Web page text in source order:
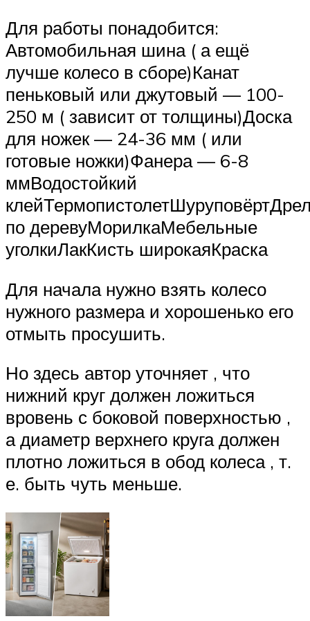
Для работы понадобится:
Автомобильная шина ( а ещё
лучше колесо в сборе)Канат
пеньковый или джутовый — 100-
250 м ( зависит от толщины)Доска
для ножек — 24-36 мм ( или
готовые ножки)Фанера — 6-8
ммВодостойкий
по деревуМорилкаМебельные
уголкиЛакКисть широкаяКраска
Для начала нужно взять колесо
нужного размера и хорошенько его
отмыть просушить.
Но здесь автор уточняет , что
нижний круг должен ложиться
вровень с боковой поверхностью ,
а диаметр верхнего круга должен
плотно ложиться в обод колеса , т.
е. быть чуть меньше.